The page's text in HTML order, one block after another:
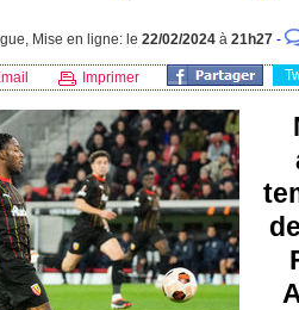
Mise en ligne: le 22/02/2024 à 21h27 -
Imprimer